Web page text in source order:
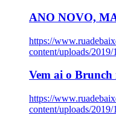
ANO NOVO,
https://
content/uploads/
Vem ai o Brunch
https://
content/uploads/